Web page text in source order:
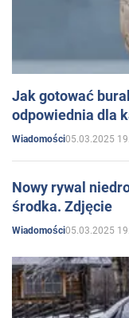
Jak gotować
odpowiednia dla
Wiadomości05.03.2025
Nowy rywal
środka. Zdjęcie
Wiadomości05.03.2025